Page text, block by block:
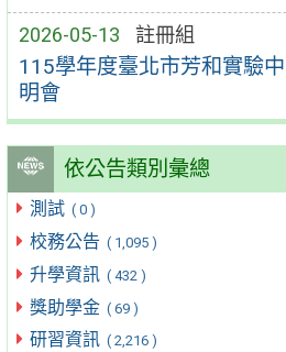
2026-05-13 註冊組
115學年度臺北市芳和實驗
明會
依公告類別彙總
測試 ( 0 )
校務公告 ( 1,095 )
升學資訊 ( 432 )
獎助學金 ( 69 )
研習資訊 ( 2,216 )